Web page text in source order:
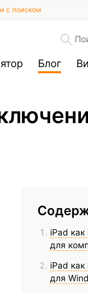
с поиском
Блог
iPad
для
iPad
для